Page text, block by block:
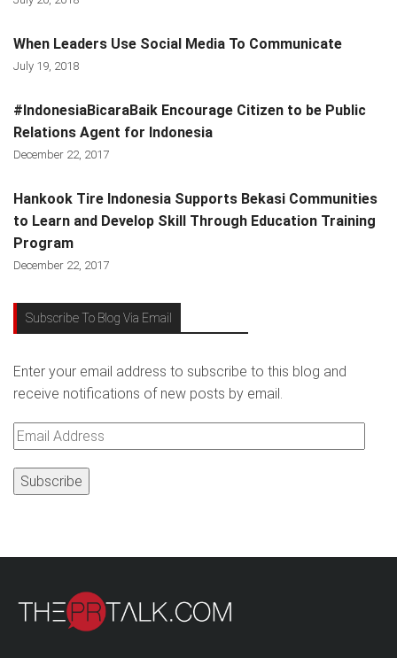
When Leaders Use Social Media To Communicate
July 19, 2018
#IndonesiaBicaraBaik Encourage Citizen to be Public
Relations Agent for Indonesia
December 22, 2017
Hankook Tire Indonesia Supports Bekasi Communities
to Learn and Develop Skill Through Education Training
Program
December 22, 2017
Subscribe To Blog Via Email
Enter your email address to subscribe to this blog and
receive notifications of new posts by email.
Email